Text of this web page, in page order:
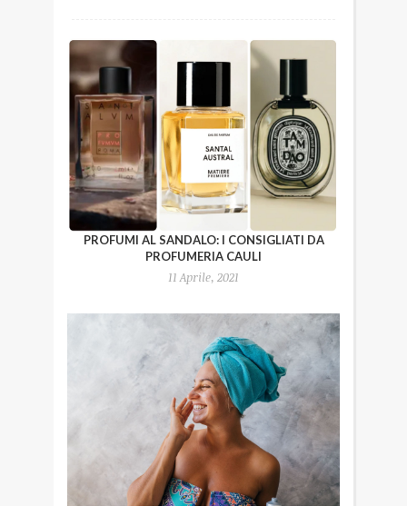
PROFUMI AL SANDALO: I CONSIGLIATI DA
PROFUMERIA CAULI
11 Aprile, 2021